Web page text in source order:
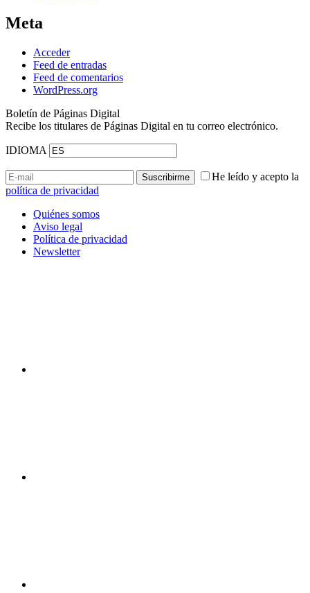
Meta
Acceder
Feed de entradas
Feed de comentarios
WordPress.org
Boletín de Páginas Digital
Recibe los titulares de Páginas Digital en tu correo electrónico.
IDIOMA
He leído y acepto la
política de privacidad
Quiénes somos
Aviso legal
Política de privacidad
Newsletter